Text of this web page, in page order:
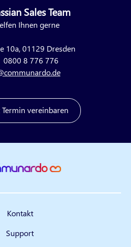
Sales Team
Ihnen gerne
10a, 01129 Dresden
0800 8 776 776
Termin vereinbaren
Kontakt
Support